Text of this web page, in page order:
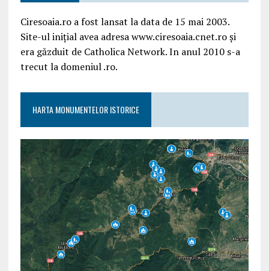
Ciresoaia.ro a fost lansat la data de 15 mai 2003.
Site-ul inițial avea adresa www.ciresoaia.cnet.ro și
era găzduit de Catholica Network. In anul 2010 s-a
trecut la domeniul .ro.
HARTA MONUMENTELOR ISTORICE